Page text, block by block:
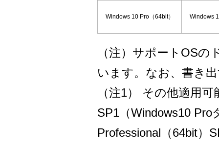
Windows 10 Pro（64bit） Windows
（注）サポートOS
います。なお、書き
（注1） その他適用
SP1（Windows10
Professional（64bit）